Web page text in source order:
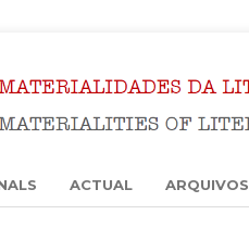
ACTUAL ARQUIVOS